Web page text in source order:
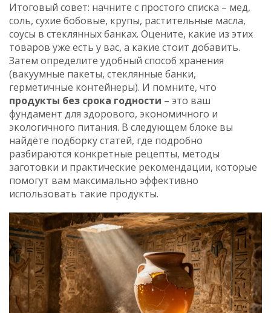
Итоговый совет: начните с простого списка – мед,
соль, сухие бобовые, крупы, растительные масла,
соусы в стеклянных банках. Оцените, какие из этих
товаров уже есть у вас, а какие стоит добавить.
Затем определите удобный способ хранения
(вакуумные пакеты, стеклянные банки,
герметичные контейнеры). И помните, что
продукты без срока годности – это ваш
фундамент для здорового, экономичного и
экологичного питания. В следующем блоке вы
найдёте подборку статей, где подробно
разбираются конкретные рецепты, методы
заготовки и практические рекомендации, которые
помогут вам максимально эффективно
использовать такие продукты.